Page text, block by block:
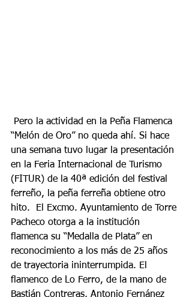
“Melón de Oro” no queda ahí. Si hace
una semana tuvo lugar la presentación
en la Feria Internacional de Turismo
(FITUR) de la 40ª edición del festival
ferreño, la peña ferreña obtiene otro
hito.  El Excmo. Ayuntamiento de Torre
Pacheco otorga a la institución
flamenca su “Medalla de Plata” en
reconocimiento a los más de 25 años
de trayectoria ininterrumpida. El
flamenco de Lo Ferro, de la mano de
Bastián Contreras, Antonio Fernánez